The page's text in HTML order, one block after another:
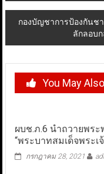
กองบัญชาการป้องกันช
ลักลอบ
You May
ผบช.ภ.6 นำถวายพร
“พระบาทสมเด็จพระเ
กรกฎาคม 28, 2021